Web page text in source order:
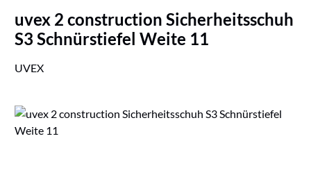
uvex 2 construction Sicherheitsschuh
S3 Schnürstiefel Weite 11
UVEX
Bildergalerie überspringen